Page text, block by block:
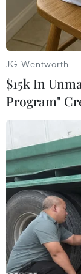
Jose
Trong buổi
viên Jose
Bundesliga
JG Wentworth
$15k In
Program"